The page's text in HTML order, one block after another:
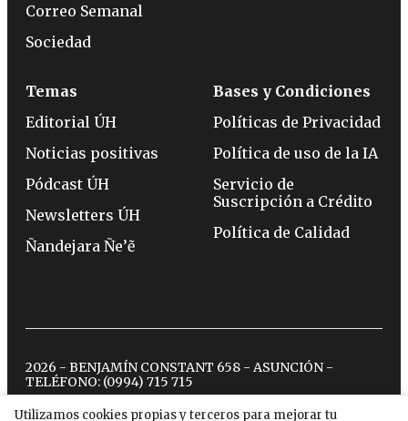
Utilizamos cookies propias y terceros para mejorar tu
Correo Semanal
Sociedad
Temas
Editorial ÚH
Noticias positivas
Pódcast ÚH
Newsletters ÚH
Ñandejara Ñe’ẽ
Bases y Condiciones
Políticas de Privacidad
Política de uso de la IA
Servicio de
Suscripción a Crédito
Política de Calidad
2026 - BENJAMÍN CONSTANT 658 - ASUNCIÓN -
TELÉFONO: (0994) 715 715